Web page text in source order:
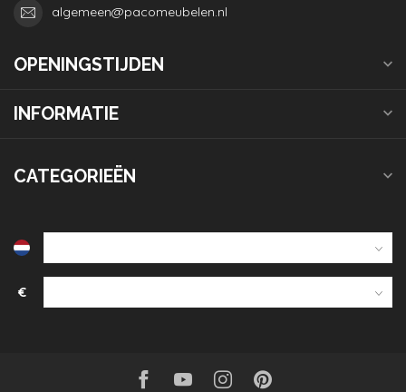
algemeen@pacomeubelen.nl
OPENINGSTIJDEN
INFORMATIE
CATEGORIEËN
€